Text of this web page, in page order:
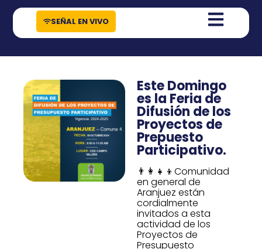
contenido
SEÑAL EN VIVO
Este Domingo
es la Feria de
Difusión de los
Proyectos de
Prepuesto
Participativo.
👨‍👩‍👧‍👦Comunidad
en general de
Aranjuez están
cordialmente
invitados a esta
actividad de los
Proyectos de
Presupuesto